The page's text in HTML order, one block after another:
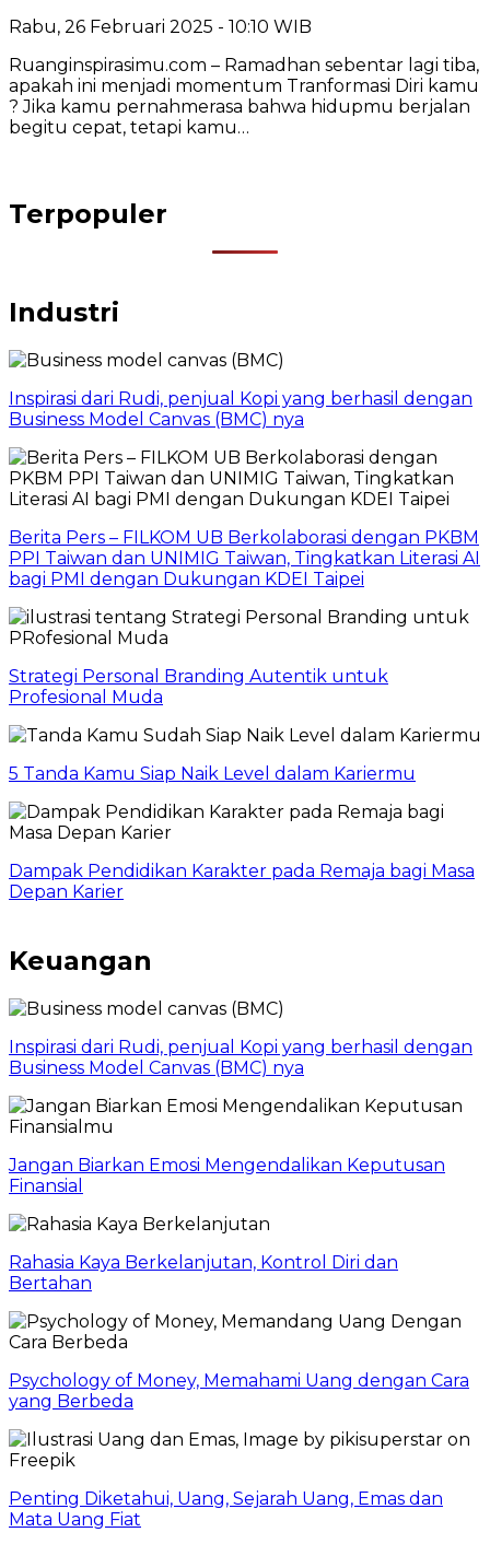
Rabu, 26 Februari 2025 - 10:10 WIB
Ruanginspirasimu.com – Ramadhan sebentar lagi tiba,
apakah ini menjadi momentum Tranformasi Diri kamu
? Jika kamu pernahmerasa bahwa hidupmu berjalan
begitu cepat, tetapi kamu…
Terpopuler
Industri
Inspirasi dari Rudi, penjual Kopi yang berhasil dengan
Business Model Canvas (BMC) nya
Berita Pers – FILKOM UB Berkolaborasi dengan PKBM
PPI Taiwan dan UNIMIG Taiwan, Tingkatkan Literasi AI
bagi PMI dengan Dukungan KDEI Taipei
Strategi Personal Branding Autentik untuk
Profesional Muda
5 Tanda Kamu Siap Naik Level dalam Kariermu
Dampak Pendidikan Karakter pada Remaja bagi Masa
Depan Karier
Keuangan
Inspirasi dari Rudi, penjual Kopi yang berhasil dengan
Business Model Canvas (BMC) nya
Jangan Biarkan Emosi Mengendalikan Keputusan
Finansial
Rahasia Kaya Berkelanjutan, Kontrol Diri dan
Bertahan
Psychology of Money, Memahami Uang dengan Cara
yang Berbeda
Penting Diketahui, Uang, Sejarah Uang, Emas dan
Mata Uang Fiat